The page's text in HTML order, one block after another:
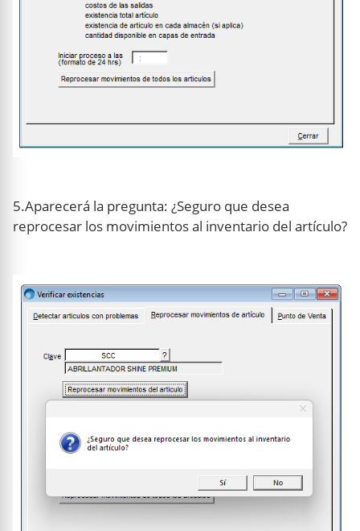
5.Aparecerá la pregunta: ¿Seguro que desea
reprocesar los movimientos al inventario del artículo?